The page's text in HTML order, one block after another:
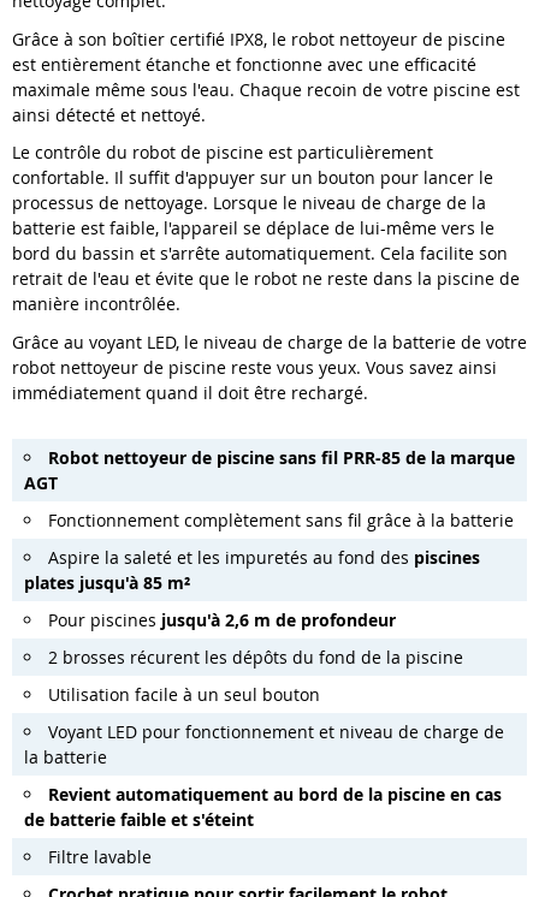
Grâce à son boîtier certifié IPX8, le robot nettoyeur de piscine
est entièrement étanche et fonctionne avec une efficacité
maximale même sous l'eau. Chaque recoin de votre piscine est
ainsi détecté et nettoyé.
Le contrôle du robot de piscine est particulièrement
confortable. Il suffit d'appuyer sur un bouton pour lancer le
processus de nettoyage. Lorsque le niveau de charge de la
batterie est faible, l'appareil se déplace de lui-même vers le
bord du bassin et s'arrête automatiquement. Cela facilite son
retrait de l'eau et évite que le robot ne reste dans la piscine de
manière incontrôlée.
Grâce au voyant LED, le niveau de charge de la batterie de votre
robot nettoyeur de piscine reste vous yeux. Vous savez ainsi
immédiatement quand il doit être rechargé.
Robot nettoyeur de piscine sans fil PRR-85 de la marque
AGT
Fonctionnement complètement sans fil grâce à la batterie
Aspire la saleté et les impuretés au fond des piscines
plates jusqu'à 85 m²
Pour piscines jusqu'à 2,6 m de profondeur
2 brosses récurent les dépôts du fond de la piscine
Utilisation facile à un seul bouton
Voyant LED pour fonctionnement et niveau de charge de
la batterie
Revient automatiquement au bord de la piscine en cas
de batterie faible et s'éteint
Filtre lavable